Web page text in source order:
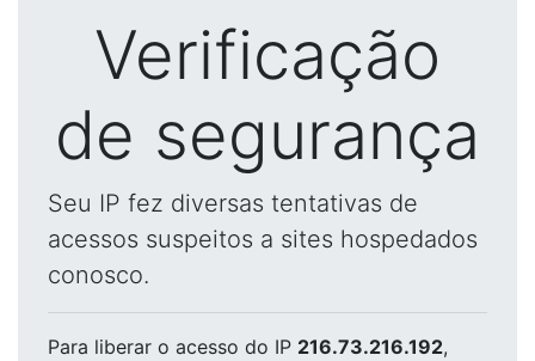
Verificação
de segurança
Seu IP fez diversas tentativas de
acessos suspeitos a sites hospedados
conosco.
Para liberar o acesso do IP 216.73.216.192,